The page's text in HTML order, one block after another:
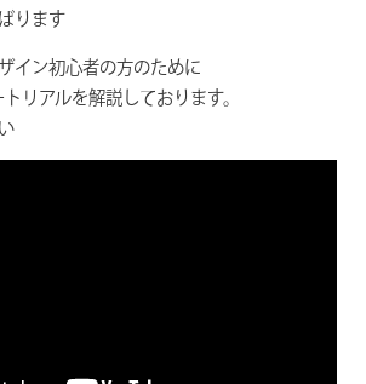
ります
イン初心者の方のために
リアルを解説しております。